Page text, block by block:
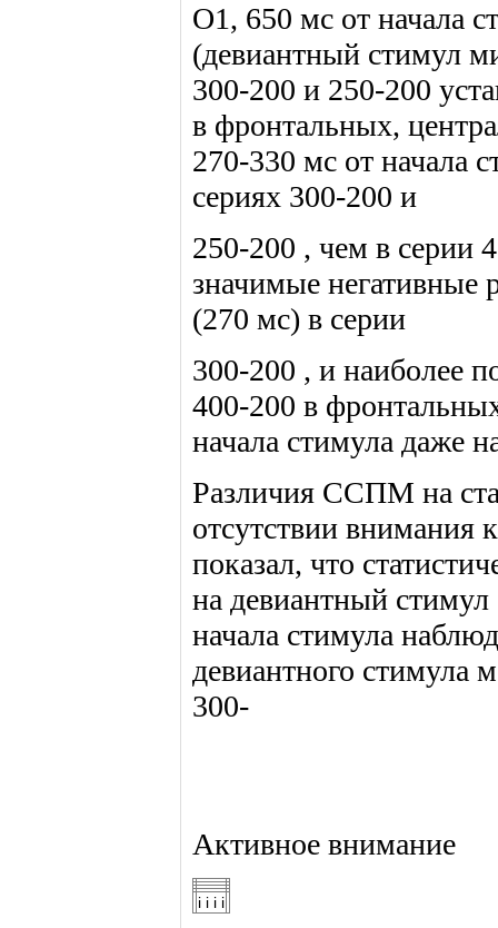
О1, 650 мс от начала
(девиантный стимул
300-200 и 250-200
в фронтальных,
270-330 мс от начала
сериях 300-200 и
250-200 , чем в серии
значимые негативные
(270 мс) в серии
300-200 , и наиболее
400-200 в
начала стимула даже
Различия ССПМ на
отсутствии
показал, что
на девиантный
начала стимула
девиантного стимула
300-
Активное внимание
i i i i